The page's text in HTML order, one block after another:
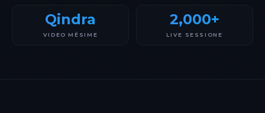
Qindra
VIDEO MËSIME
2,000+
LIVE SESSIONE